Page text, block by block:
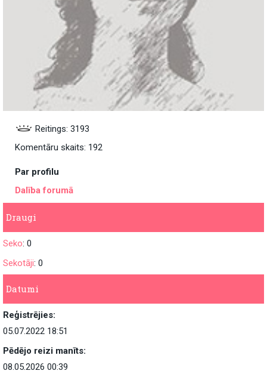
Reitings: 3193
Komentāru skaits: 192
Par profilu
Dalība forumā
Draugi
Seko: 0
Sekotāji: 0
Datumi
Reģistrējies:
05.07.2022 18:51
Pēdējo reizi manīts:
08.05.2026 00:39